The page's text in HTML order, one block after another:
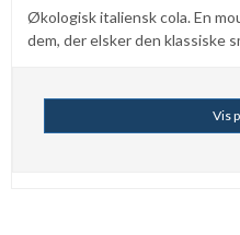
Økologisk italiensk cola. En
dem, der elsker den klassiske
Vis